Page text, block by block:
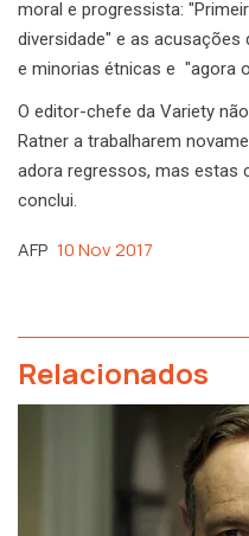
moral e progressista:
diversidade" e as
e minorias étnicas e "agora
O editor-chefe da Variety
Ratner a trabalharem
adora regressos, mas estas
conclui.
AFP 10 Nov 2017
Relacionados